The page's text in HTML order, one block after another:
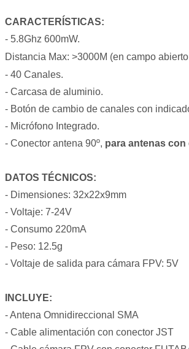
CARACTERÍSTICAS:
- 5.8Ghz 600mW.
Distancia Max: >3000M (en campo
- 40 Canales.
- Carcasa de aluminio.
- Botón de cambio de canales con
- Micrófono Integrado.
- Conector antena 90º, para antenas
DATOS TÉCNICOS:
- Dimensiones: 32x22x9mm
- Voltaje: 7-24V
- Consumo 220mA
- Peso: 12.5g
- Voltaje de salida para cámara FPV: 5V
INCLUYE:
- Antena Omnidireccional SMA
- Cable alimentación con conector JST